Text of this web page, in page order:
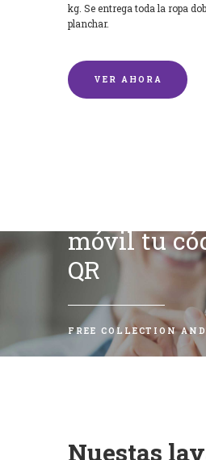
kg. Se entrega toda la ropa
planchar.
VER AHORA
móvil tu
QR
FREE COLLECTION
Nuestas